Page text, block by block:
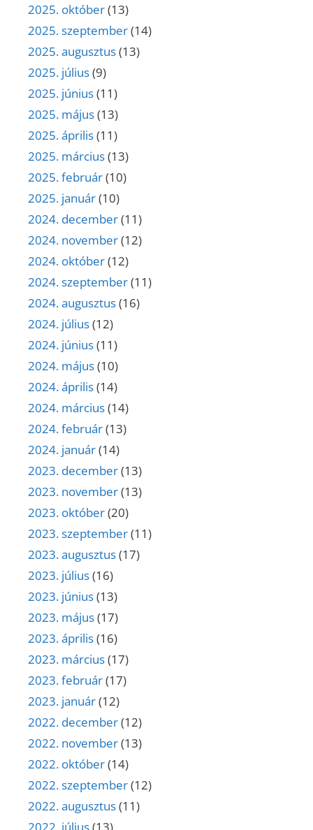
2025. október(13)
2025. szeptember(14)
2025. augusztus(13)
2025. július(9)
2025. június(11)
2025. május(13)
2025. április(11)
2025. március(13)
2025. február(10)
2025. január(10)
2024. december(11)
2024. november(12)
2024. október(12)
2024. szeptember(11)
2024. augusztus(16)
2024. július(12)
2024. június(11)
2024. május(10)
2024. április(14)
2024. március(14)
2024. február(13)
2024. január(14)
2023. december(13)
2023. november(13)
2023. október(20)
2023. szeptember(11)
2023. augusztus(17)
2023. július(16)
2023. június(13)
2023. május(17)
2023. április(16)
2023. március(17)
2023. február(17)
2023. január(12)
2022. december(12)
2022. november(13)
2022. október(14)
2022. szeptember(12)
2022. augusztus(11)
2022. július(13)